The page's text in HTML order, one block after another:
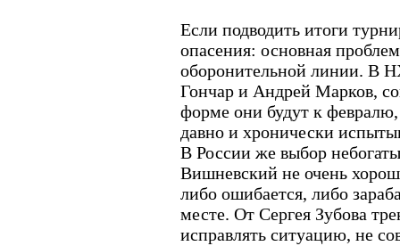
Если подводить итоги
опасения: основная
оборонительной линии. В
Гончар и Андрей Марков,
форме они будут к
давно и хронически
В России же выбор
Вишневский не очень
либо ошибается, либо
месте. От Сергея Зубова
исправлять ситуацию, не